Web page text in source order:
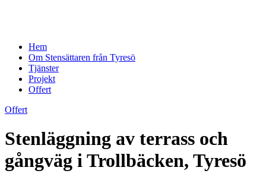
Hem
Om Stensättaren från Tyresö
Tjänster
Projekt
Offert
Offert
Stenläggning av terrass och
gångväg i Trollbäcken, Tyresö